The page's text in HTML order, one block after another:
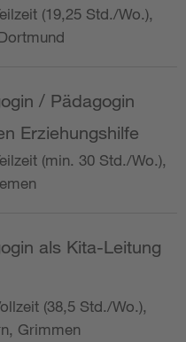
(19,25 Std./Wo.),
/ Pädagogin
Erziehungshilfe
(min. 30 Std./Wo.),
als Kita-Leitung
(38,5 Std./Wo.),
Grimmen